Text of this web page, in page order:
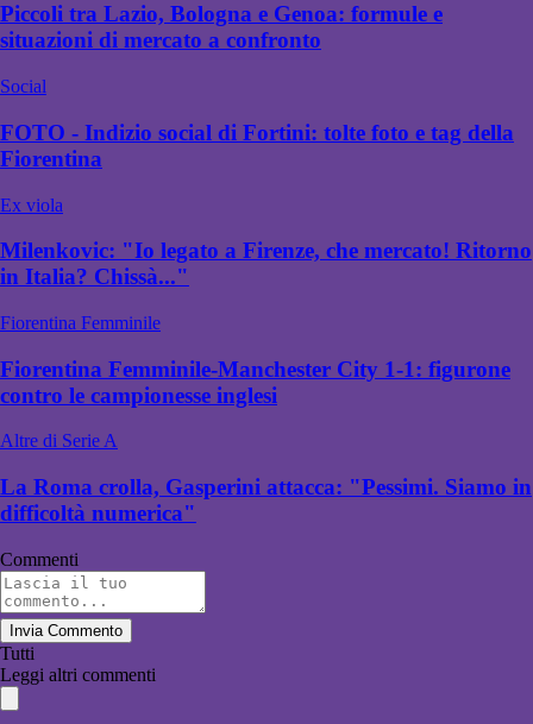
Piccoli tra Lazio, Bologna e Genoa: formule e
situazioni di mercato a confronto
Social
FOTO - Indizio social di Fortini: tolte foto e tag della
Fiorentina
Ex viola
Milenkovic: "Io legato a Firenze, che mercato! Ritorno
in Italia? Chissà..."
Fiorentina Femminile
Fiorentina Femminile-Manchester City 1-1: figurone
contro le campionesse inglesi
Altre di Serie A
La Roma crolla, Gasperini attacca: "Pessimi. Siamo in
difficoltà numerica"
Commenti
Invia Commento
Tutti
Leggi altri commenti